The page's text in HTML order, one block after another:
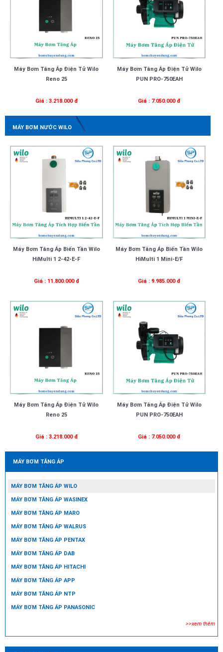
Máy Bơm Tăng Áp Điện Tử Wilo
Reno 25
Giá : 3.218.000 đ
Máy Bơm Tăng Áp Điện Tử Wilo
PUN PRO-750EAH
Giá : 7.050.000 đ
MÁY BƠM NƯỚC WILO
Máy Bơm Tăng Áp Biến Tần Wilo
HiMulti 1 2-42-E-F
Giá : 11.800.000 đ
Máy Bơm Tăng Áp Biến Tần Wilo
HiMulti 1 Mini-E/F
Giá : 9.985.000 đ
Máy Bơm Tăng Áp Điện Tử Wilo
Reno 25
Giá : 3.218.000 đ
Máy Bơm Tăng Áp Điện Tử Wilo
PUN PRO-750EAH
Giá : 7.050.000 đ
MÁY BƠM TĂNG ÁP
MÁY BƠM TĂNG ÁP WILO
MÁY BƠM TĂNG ÁP WASINEX
MÁY BƠM TĂNG ÁP MARO
MÁY BƠM TĂNG ÁP WALRUS
MÁY BƠM TĂNG ÁP PENTAX
MÁY BƠM TĂNG ÁP DAB
MÁY BƠM TĂNG ÁP HITACHI
MÁY BƠM TĂNG ÁP APP
MÁY BƠM TĂNG ÁP NTP
MÁY BƠM TĂNG ÁP PANASONIC
>>xem thêm